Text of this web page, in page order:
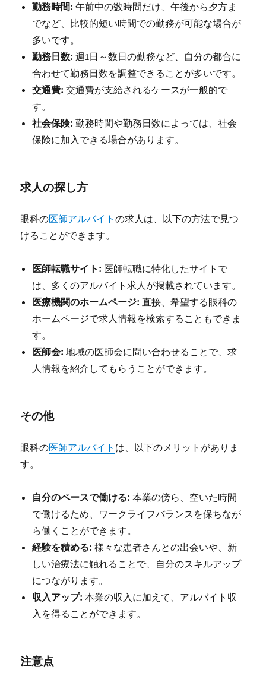
勤務時間: 午前中の数時間だけ、午後から夕方ま
でなど、比較的短い時間での勤務が可能な場合が
多いです。
勤務日数: 週1日～数日の勤務など、自分の都合に
合わせて勤務日数を調整できることが多いです。
交通費: 交通費が支給されるケースが一般的で
す。
社会保険: 勤務時間や勤務日数によっては、社会
保険に加入できる場合があります。
求人の探し方
眼科の医師アルバイトの求人は、以下の方法で見つ
けることができます。
医師転職サイト: 医師転職に特化したサイトで
は、多くのアルバイト求人が掲載されています。
医療機関のホームページ: 直接、希望する眼科の
ホームページで求人情報を検索することもできま
す。
医師会: 地域の医師会に問い合わせることで、求
人情報を紹介してもらうことができます。
その他
眼科の医師アルバイト は、以下のメリットがありま
す。
自分のペースで働ける: 本業の傍ら、空いた時間
で働けるため、ワークライフバランスを保ちなが
ら働くことができます。
経験を積める: 様々な患者さんとの出会いや、新
しい治療法に触れることで、自分のスキルアップ
につながります。
収入アップ: 本業の収入に加えて、アルバイト収
入を得ることができます。
注意点